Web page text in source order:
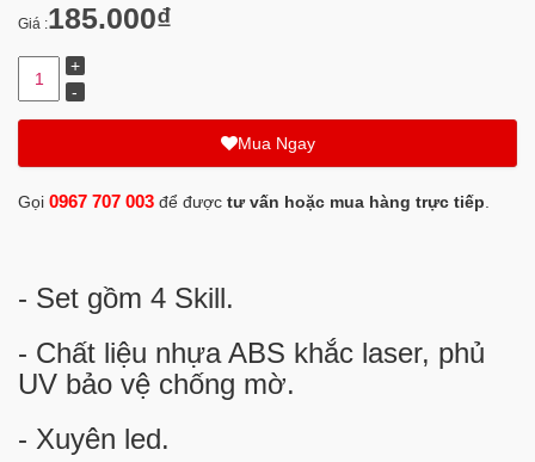
Giá :185.000₫
Mua Ngay
Gọi 0967 707 003 để được tư vấn hoặc mua hàng trực tiếp
- Set gồm 4 Skill.
- Chất liệu nhựa ABS khắc laser, phủ
UV bảo vệ chống mờ.
- Xuyên led.